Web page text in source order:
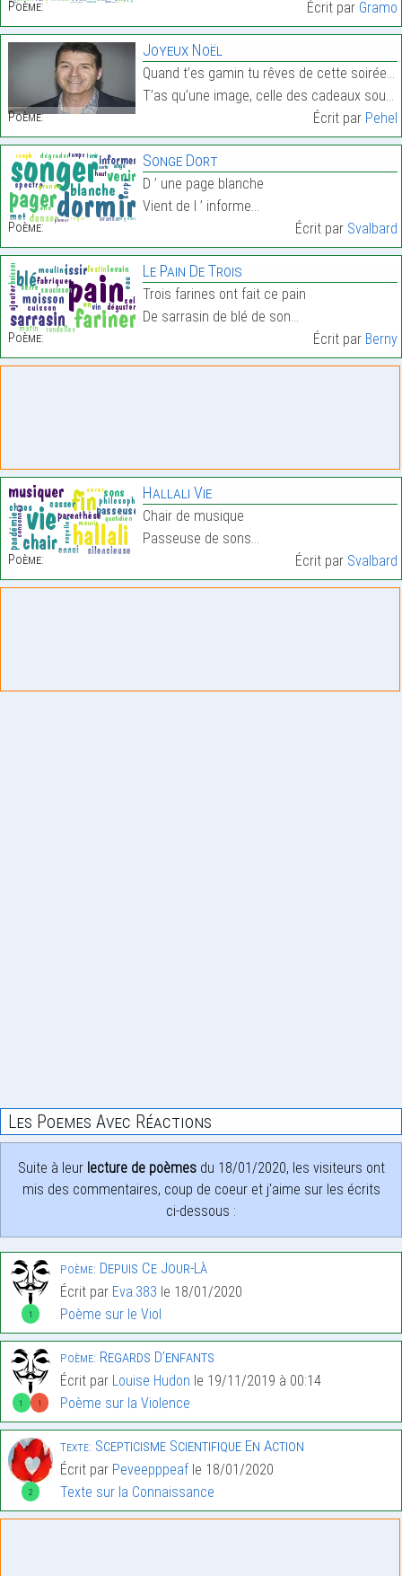
Poème:
Écrit par Gramo
Poème:
Joyeux Noël
Quand t’es gamin tu rêves de cette soirée, de son
T’as qu’une image, celle des cadeaux sous le sapin…
Écrit par Pehel
Poème:
Songe Dort
D ’ une page blanche
Vient de l ’ informe…
Écrit par Svalbard
Poème:
Le Pain De Trois
Trois farines ont fait ce pain
De sarrasin de blé de son…
Écrit par Berny
Poème:
Hallali Vie
Chair de musique
Passeuse de sons…
Écrit par Svalbard
Les Poemes Avec Réactions
Suite à leur lecture de poèmesdu 18/01/2020, les visiteurs ont
mis des commentaires, coup de coeur et j'aime sur les écrits
ci-dessous :
1
Poème: Depuis Ce Jour-Là
Écrit par Eva.383 le 18/01/2020
Poème sur le Viol
1 1
Poème: Regards D’enfants
Écrit par Louise Hudon le 19/11/2019 à 00:14
Poème sur la Violence
2
Texte: Scepticisme Scientifique En Action
Écrit par Peveepppeaf le 18/01/2020
Texte sur la Connaissance